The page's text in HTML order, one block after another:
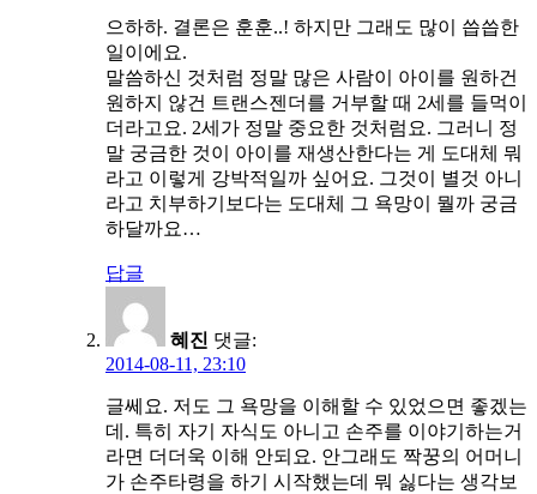
으하하. 결론은 훈훈..! 하지만 그래도 많이 씁씁한
일이에요.
말씀하신 것처럼 정말 많은 사람이 아이를 원하건
원하지 않건 트랜스젠더를 거부할 때 2세를 들먹이
더라고요. 2세가 정말 중요한 것처럼요. 그러니 정
말 궁금한 것이 아이를 재생산한다는 게 도대체 뭐
라고 이렇게 강박적일까 싶어요. 그것이 별것 아니
라고 치부하기보다는 도대체 그 욕망이 뭘까 궁금
하달까요…
답글
혜진 댓글:
2014-08-11, 23:10
글쎄요. 저도 그 욕망을 이해할 수 있었으면 좋겠는
데. 특히 자기 자식도 아니고 손주를 이야기하는거
라면 더더욱 이해 안되요. 안그래도 짝꿍의 어머니
가 손주타령을 하기 시작했는데 뭐 싫다는 생각보